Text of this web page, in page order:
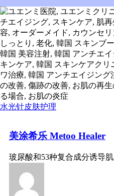
水光针皮肤护理
美涂希乐 Metoo Healer
玻尿酸和53种复合成分诱导